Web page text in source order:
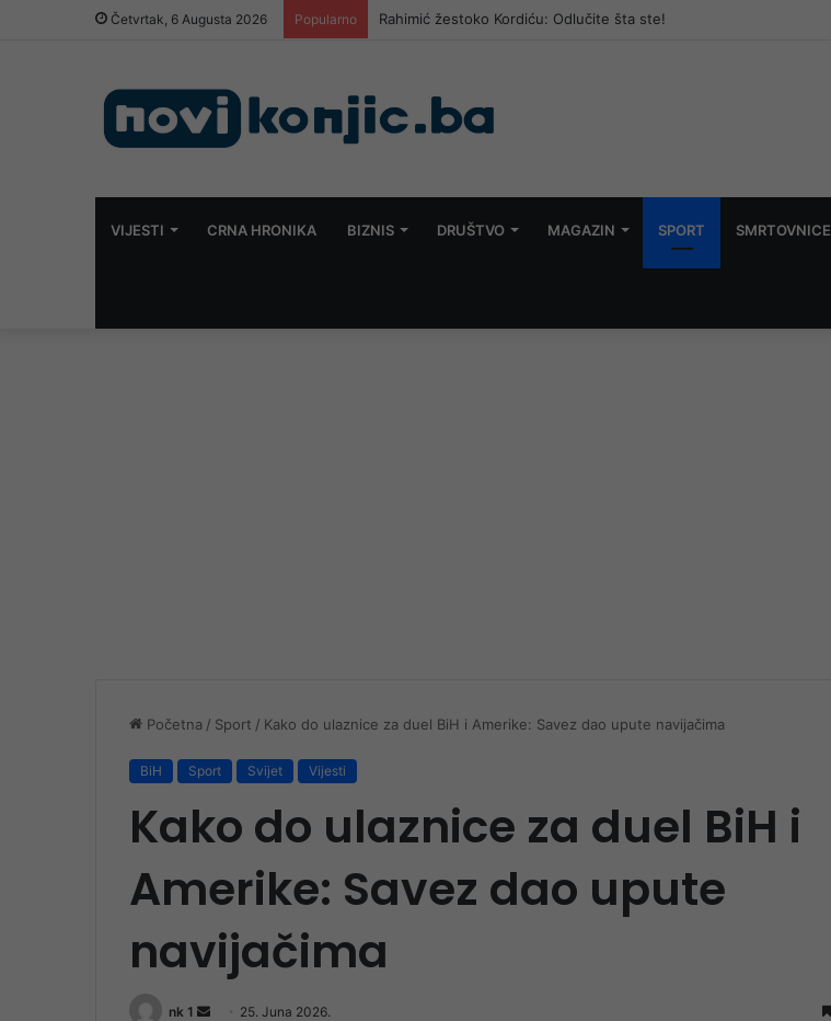
Četvrtak, 6 Augusta 2026 Popularno Rahimić žestoko Kordiću: Odlučite šta ste!
VIJESTI CRNA HRONIKA BIZNIS DRUŠTVO MAGAZIN SPORT SMRTOVNICE
Početna / Sport / Kako do ulaznice za duel BiH i Amerike: Savez dao upute navijačima
BiH Sport Svijet Vijesti
Kako do ulaznice za duel BiH i
Amerike: Savez dao upute
navijačima
nk 1
Send 25. Juna 2026.